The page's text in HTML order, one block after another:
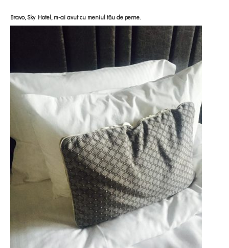
Bravo, Sky Hotel, m-ai avut cu meniul tău de perne.